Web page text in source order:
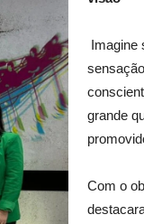
Imagine
grande
Com o